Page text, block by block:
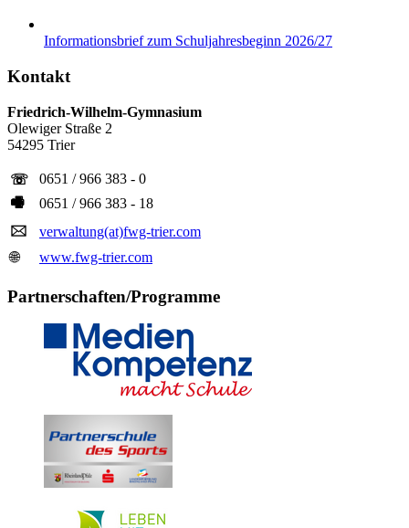
Informationsbrief zum Schuljahresbeginn 2026/27
Kontakt
Friedrich-Wilhelm-Gymnasium
Olewiger Straße 2
54295 Trier
☏
0651 / 966 383 - 0
🖷
0651 / 966 383 - 18
🖂
verwaltung(at)fwg-trier.com
🌐
www.fwg-trier.com
Partnerschaften/Programme